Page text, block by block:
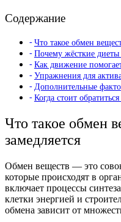
Содержание
Что такое обмен
Почему жёсткие диеты
Как движение
Упражнения для
Дополнительные
Когда стоит
Что такое обмен
замедляется
Обмен веществ — это
которые происходят в
включает процессы
клетки энергией и
обмена зависит от